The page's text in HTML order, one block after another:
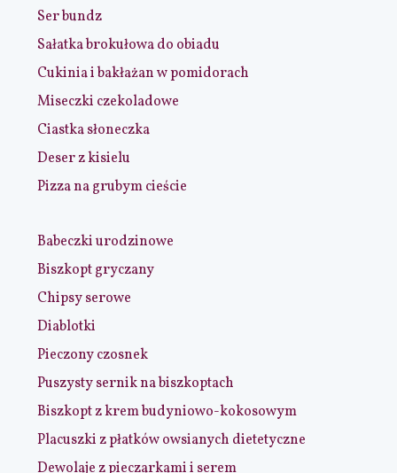
Ser bundz
Sałatka brokułowa do obiadu
Cukinia i bakłażan w pomidorach
Miseczki czekoladowe
Ciastka słoneczka
Deser z kisielu
Pizza na grubym cieście
Babeczki urodzinowe
Biszkopt gryczany
Chipsy serowe
Diablotki
Pieczony czosnek
Puszysty sernik na biszkoptach
Biszkopt z krem budyniowo-kokosowym
Placuszki z płatków owsianych dietetyczne
Dewolaje z pieczarkami i serem